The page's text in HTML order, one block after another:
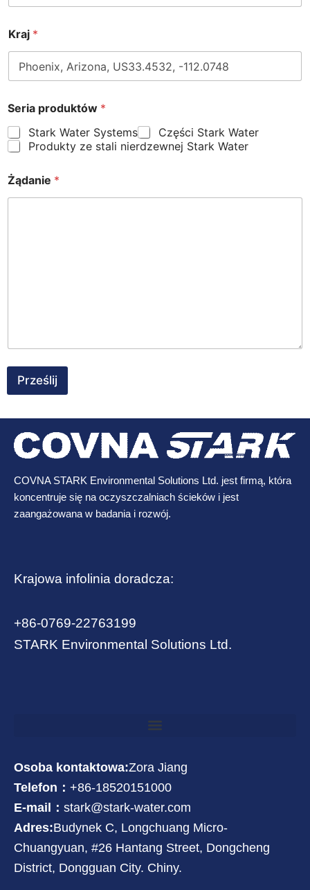
Kraj *
Seria produktów *
Stark Water Systems
Części Stark Water
Produkty ze stali nierdzewnej Stark Water
Żądanie *
Prześlij
COVNA STARK Environmental Solutions Ltd. jest firmą, która
koncentruje się na oczyszczalniach ścieków i jest
zaangażowana w badania i rozwój.
Krajowa infolinia doradcza:
+86-0769-22763199
STARK Environmental Solutions Ltd.
Osoba kontaktowa:Zora Jiang
Telefon： +86-18520151000
E-mail： stark@stark-water.com
Adres:Budynek C, Longchuang Micro-
Chuangyuan, #26 Hantang Street, Dongcheng
District, Dongguan City. Chiny.